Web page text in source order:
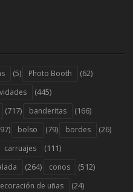
(5) Photo Booth (62)
(445)
(717) banderitas (166)
bolso (79) bordes (26)
carruajes (111)
(264) conos (512)
de uñas (24)